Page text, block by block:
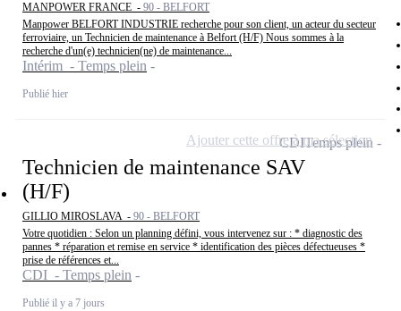
MANPOWER FRANCE - 90 - BELFORT
Manpower BELFORT INDUSTRIE recherche pour son client, un acteur du secteur
ferroviaire, un Technicien de maintenance à Belfort (H/F) Nous sommes à la
recherche d'un(e) technicien(ne) de maintenance...
Intérim - Temps plein
Publié hier
Technicien de maintenance SAV
(H/F)
GILLIO MIROSLAVA - 90 - BELFORT
Votre quotidien : Selon un planning défini, vous intervenez sur : * diagnostic des
pannes * réparation et remise en service * identification des pièces défectueuses *
prise de références et...
CDI - Temps plein
Publié il y a 7 jours
CDITemps plein
Ajouter cette offre à ma sélection